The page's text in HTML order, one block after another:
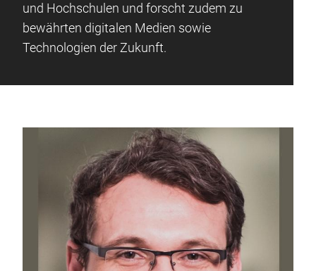
und Hochschulen und forscht zudem zu
bewährten digitalen Medien sowie
Technologien der Zukunft.